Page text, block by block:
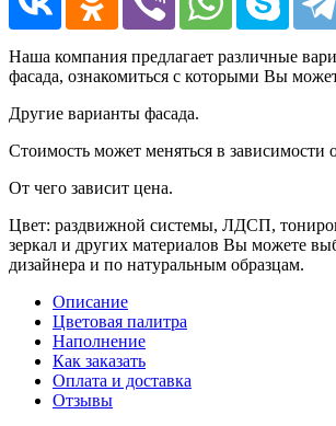
Наша компания предлагает различные
фасада, ознакомиться с которыми Вы
Другие варианты фасада.
Стоимость может меняться в зависимости
От чего зависит цена.
Цвет: раздвижной системы, ЛДСП,
зеркал и других материалов Вы можете
дизайнера и по натуральным образцам.
Описание
Цветовая палитра
Наполнение
Как заказать
Оплата и доставка
Отзывы